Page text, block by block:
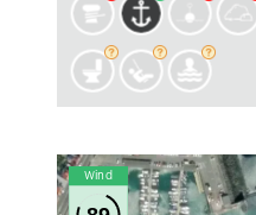
Wind